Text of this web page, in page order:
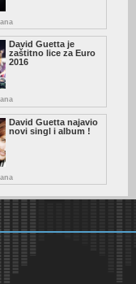
David Guetta je
zaštitno lice za Euro
2016
David Guetta najavio
novi singl i album !